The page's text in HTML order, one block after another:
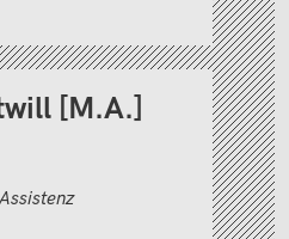
[M.A.]